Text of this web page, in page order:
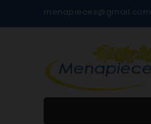
menapieces@gmail.com